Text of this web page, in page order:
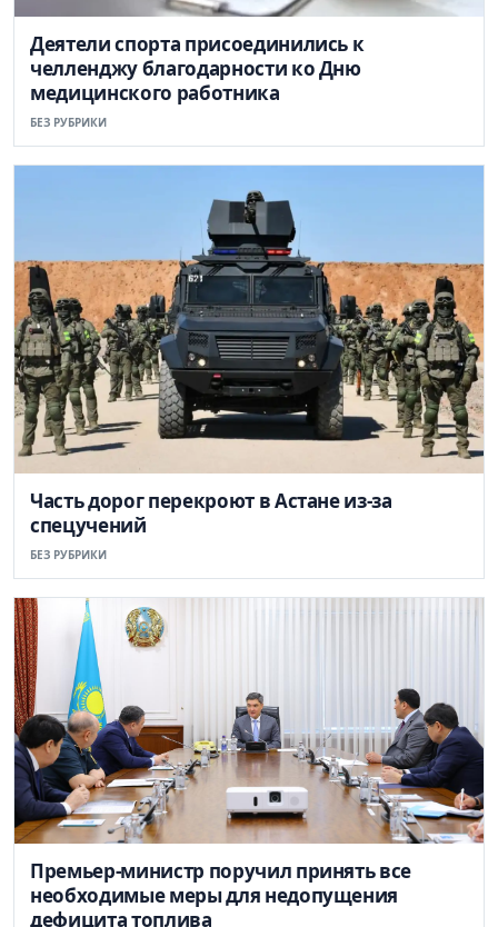
Деятели спорта присоединились к
челленджу благодарности ко Дню
медицинского работника
БЕЗ РУБРИКИ
Часть дорог перекроют в Астане из-за
спецучений
БЕЗ РУБРИКИ
Премьер-министр поручил принять все
необходимые меры для недопущения
дефицита топлива